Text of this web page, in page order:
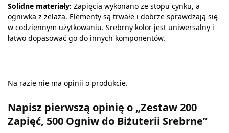
Solidne materiały: Zapięcia wykonano ze stopu cynku, a
ogniwka z żelaza. Elementy są trwałe i dobrze sprawdzają się
w codziennym użytkowaniu. Srebrny kolor jest uniwersalny i
łatwo dopasować go do innych komponentów.
Na razie nie ma opinii o produkcie.
Napisz pierwszą opinię o „Zestaw 200
Zapięć, 500 Ogniw do Biżuterii Srebrne”